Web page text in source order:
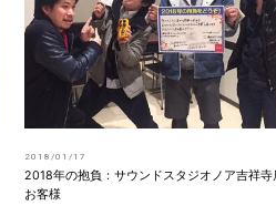
2018/01/17
2018年の抱負：サウンドスタジオノア吉祥寺
お客様